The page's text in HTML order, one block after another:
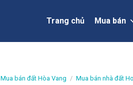
Trang chủ Mua bán
Mua bán đất Hòa Vang / Mua bán nhà đất